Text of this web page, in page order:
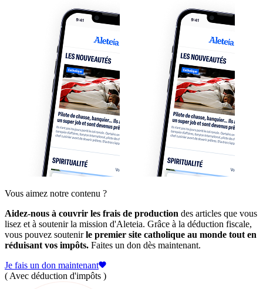
Vous aimez notre contenu ?
Aidez-nous à couvrir les frais de production des articles que vous
lisez et à soutenir la mission d'Aleteia. Grâce à la déduction fiscale,
vous pouvez soutenirle premier site catholique au monde tout en
réduisant vos impôts. Faites un don dès maintenant.
Je fais un don maintenant
( Avec déduction d'impôts )